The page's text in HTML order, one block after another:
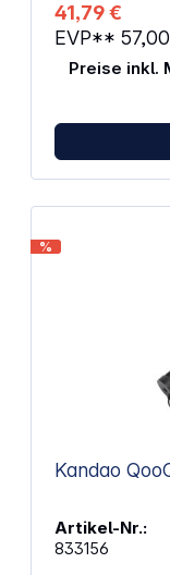
41,79 €
EVP**
Preise inkl.
%
Kandao
Artikel-Nr.:
833156